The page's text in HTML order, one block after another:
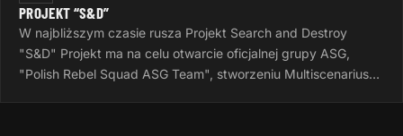
PROJEKT “S&D”
W najbliższym czasie rusza Projekt Search and Destroy
"S&D" Projekt ma na celu otwarcie oficjalnej grupy ASG,
"Polish Rebel Squad ASG Team", stworzeniu Multiscenariusza